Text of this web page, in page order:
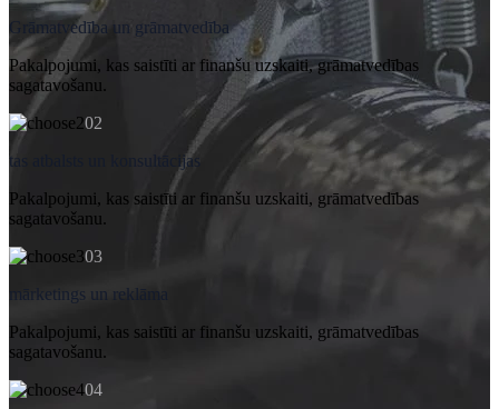
Grāmatvedība un grāmatvedība
Pakalpojumi, kas saistīti ar finanšu uzskaiti, grāmatvedības
sagatavošanu.
02
tas atbalsts un konsultācijas
Pakalpojumi, kas saistīti ar finanšu uzskaiti, grāmatvedības
sagatavošanu.
03
mārketings un reklāma
Pakalpojumi, kas saistīti ar finanšu uzskaiti, grāmatvedības
sagatavošanu.
04